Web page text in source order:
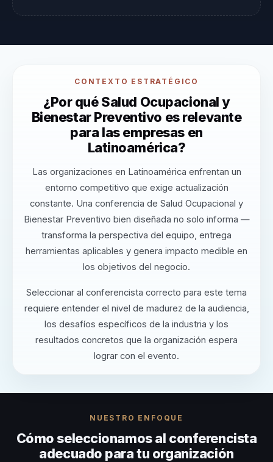
CONTEXTO ESTRATÉGICO
¿Por qué Salud Ocupacional y
Bienestar Preventivo es relevante
para las empresas en
Latinoamérica?
Las organizaciones en Latinoamérica enfrentan un
entorno competitivo que exige actualización
constante. Una conferencia de Salud Ocupacional y
Bienestar Preventivo bien diseñada no solo informa —
transforma la perspectiva del equipo, entrega
herramientas aplicables y genera impacto medible en
los objetivos del negocio.
Seleccionar al conferencista correcto para este tema
requiere entender el nivel de madurez de la audiencia,
los desafíos específicos de la industria y los
resultados concretos que la organización espera
lograr con el evento.
NUESTRO ENFOQUE
Cómo seleccionamos al conferencista
adecuado para tu organización